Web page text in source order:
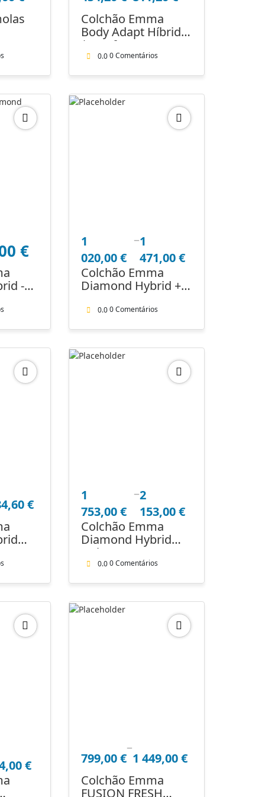
454,20 €
through
811,20 €
Colchão Emma
Body Adapt Híbrido
| Conforto e
Suporte
0.00 Comentários
€
-
1
020,00€
–1
471,00€
Price
range:
1
020,00 €
through
471,00 €
Colchão Emma
Diamond Hybrid +
0.00 Comentários
€
e
1
753,00€
–2
153,00€
Price
range:
1
753,00 €
through
153,00 €
Colchão Emma
Diamond Hybrid
Deluxe + 2
almofadas
0.00 Comentários
€ 799,00€
–
1 449,00€
range:
799,00 €
through
Colchão Emma
FUSION FRESH